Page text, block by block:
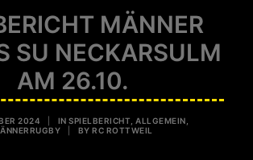
RCR E.V.
UND PARTNER
MÄNNER
SU NECKARSULM
AM 26.10.
2024 IN SPIELBERICHT ALLGEMEIN
BY RC ROTTWEIL